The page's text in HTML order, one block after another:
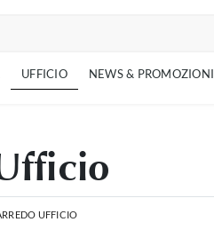
UFFICIO NEWS & PROMOZIONI
UFFICIO